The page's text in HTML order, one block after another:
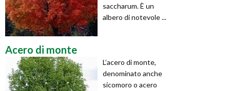
saccharum. È un
albero di notevole ...
Acero di monte
L’acero di monte,
denominato anche
sicomoro o acero